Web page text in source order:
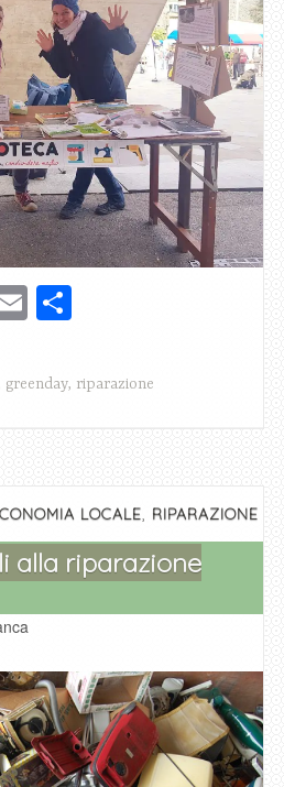
E
ai
C
n
greenday, riparazione
LOCALE RIPARAZIONE
alla riparazione